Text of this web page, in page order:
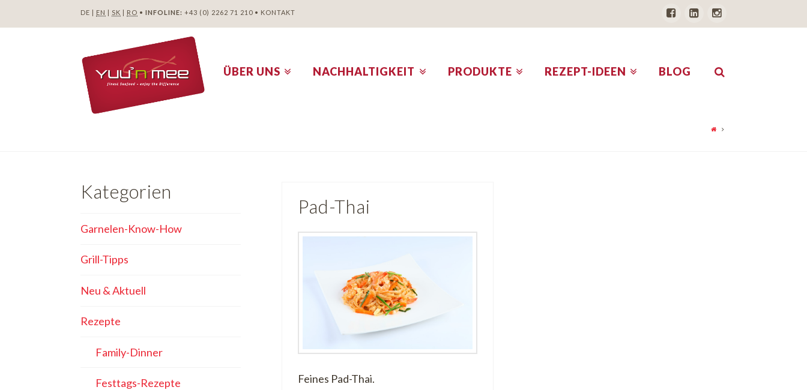
DE | EN | SK | RO •INFOLINE: +43 (0) 2262 71 210 • KONTAKT
ÜBER UNS NACHHALTIGKEIT PRODUKTE REZEPT-IDEEN BLOG
Pad-Thai
Feines Pad-Thai.
Kategorien
Garnelen-Know-How
Grill-Tipps
Neu & Aktuell
Rezepte
Family-Dinner
Festtags-Rezepte